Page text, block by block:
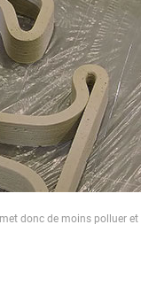
donc de moins polluer